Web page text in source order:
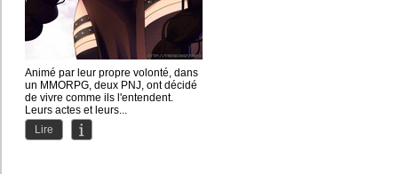
Animé par leur propre volonté, dans
un MMORPG, deux PNJ, ont décidé
de vivre comme ils l'entendent.
Leurs actes et leurs...
Lire